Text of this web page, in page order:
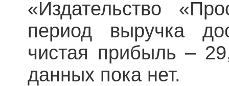
«Издательство
период выручка
чистая прибыль –
данных пока нет.